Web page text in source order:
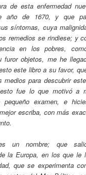
de esta enfermedad
año de 1670, y que
síntomas, cuya
remedios se rindiese; y
en los pobres,
furor objetos, me he
este libro a su favor,
medios para descubrir
fue lo que motivó a
pequeño examen, e
escriba, con más
un nombre; que
la Europa, en los que le
que se experimenta